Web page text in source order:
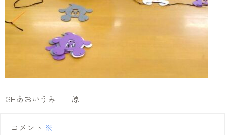
GHあおいうみ 原
コメント ※